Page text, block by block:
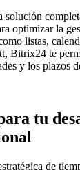
solución
optimizar la
listas,
Bitrix24 te
y los plazos
tu
de